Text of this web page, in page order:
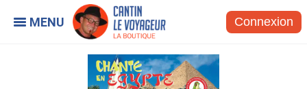
Connexion